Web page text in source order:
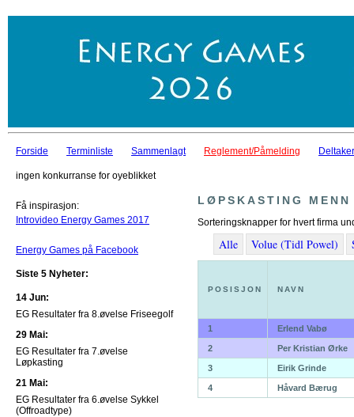
Forside Terminliste Sammenlagt Reglement/Påmelding
ingen konkurranse for oyeblikket
Få inspirasjon:
Introvideo Energy Games 2017
Energy Games på Facebook
Siste 5 Nyheter:
14 Jun:
EG Resultater fra 8.øvelse Friseegolf
29 Mai:
EG Resultater fra 7.øvelse
Løpkasting
21 Mai:
EG Resultater fra 6.øvelse Sykkel
(Offroadtype)
LØPSKASTING MENN
Sorteringsknapper for hvert firma
Alle Volue (Tidl Powel)
POSISJON NAVN
1 Erlend Vabø
2 Per Kristian Ørke
3 Eirik Grinde
4 Håvard Bærug